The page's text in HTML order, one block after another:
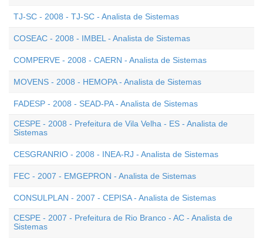
TJ-SC - 2008 - TJ-SC - Analista de Sistemas
COSEAC - 2008 - IMBEL - Analista de Sistemas
COMPERVE - 2008 - CAERN - Analista de Sistemas
MOVENS - 2008 - HEMOPA - Analista de Sistemas
FADESP - 2008 - SEAD-PA - Analista de Sistemas
CESPE - 2008 - Prefeitura de Vila Velha - ES - Analista de
Sistemas
CESGRANRIO - 2008 - INEA-RJ - Analista de Sistemas
FEC - 2007 - EMGEPRON - Analista de Sistemas
CONSULPLAN - 2007 - CEPISA - Analista de Sistemas
CESPE - 2007 - Prefeitura de Rio Branco - AC - Analista de
Sistemas